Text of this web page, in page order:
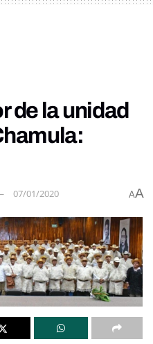
de la unidad
07/01/2020 AA